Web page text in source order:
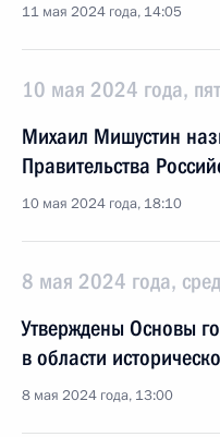
11 мая 2024 года, 14:05
10 мая 2024 года,
Михаил Мишустин
Правительства
10 мая 2024 года, 18:10
8 мая 2024 года,
Утверждены Основы
в области
8 мая 2024 года, 13:00